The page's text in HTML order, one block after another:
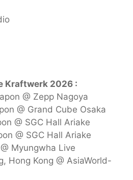
Kraftwerk 2026 :
@ Zepp Nagoya
@ Grand Cube Osaka
@ SGC Hall Ariake
@ SGC Hall Ariake
Myungwha Live
Hong Kong @ AsiaWorld-